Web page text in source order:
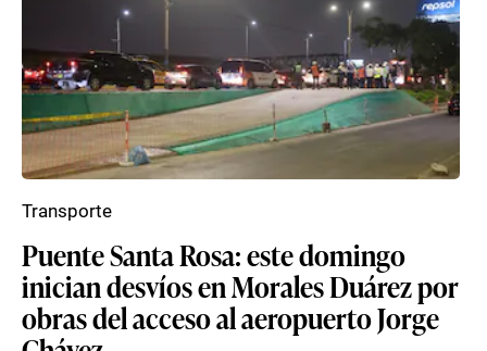
Puente Santa Rosa: este domingo
inician desvíos en Morales Duárez por
obras del acceso al aeropuerto Jorge
Transporte